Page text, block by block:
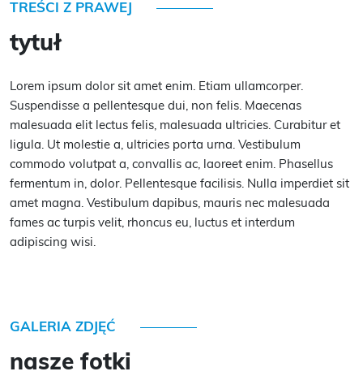
TREŚCI Z PRAWEJ
tytuł
Lorem ipsum dolor sit amet enim. Etiam ullamcorper.
Suspendisse a pellentesque dui, non felis. Maecenas
malesuada elit lectus felis, malesuada ultricies. Curabitur et
ligula. Ut molestie a, ultricies porta urna. Vestibulum
commodo volutpat a, convallis ac, laoreet enim. Phasellus
fermentum in, dolor. Pellentesque facilisis. Nulla imperdiet sit
amet magna. Vestibulum dapibus, mauris nec malesuada
fames ac turpis velit, rhoncus eu, luctus et interdum
adipiscing wisi.
GALERIA ZDJĘĆ
nasze fotki